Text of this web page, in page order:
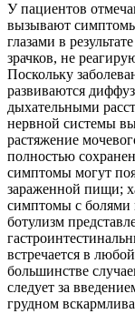
У пациентов
вызывают
глазами в
зрачков, не
Поскольку
развиваются
дыхательными
нервной системы
растяжение
полностью
симптомы могут
зараженной пищи;
симптомы с болями
ботулизм
встречается в
большинстве
следует за
грудном